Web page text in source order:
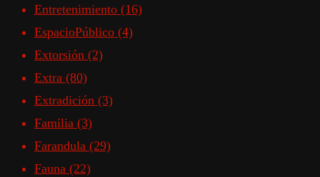
Entretenimiento (16)
EspacioPúblico (4)
Extorsión (2)
Extra (80)
Extradición (3)
Familia (3)
Farandula (29)
Fauna (22)